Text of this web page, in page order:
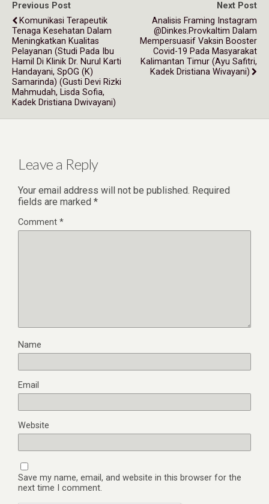
Previous Post
Komunikasi Terapeutik
Tenaga Kesehatan Dalam
Meningkatkan Kualitas
Pelayanan (Studi Pada Ibu
Hamil Di Klinik Dr. Nurul Karti
Handayani, SpOG (K)
Samarinda) (Gusti Devi Rizki
Mahmudah, Lisda Sofia,
Kadek Dristiana Dwivayani)
Next Post
Analisis Framing Instagram
@dinkes.provkaltim Dalam
Mempersuasif Vaksin Booster
Covid-19 Pada Masyarakat
Kalimantan Timur (Ayu Safitri,
Kadek Dristiana Wivayani)
Leave a Reply
Your email address will not be published. Required
fields are marked *
Comment *
Name
Email
Website
Save my name, email, and website in this browser for the
next time I comment.